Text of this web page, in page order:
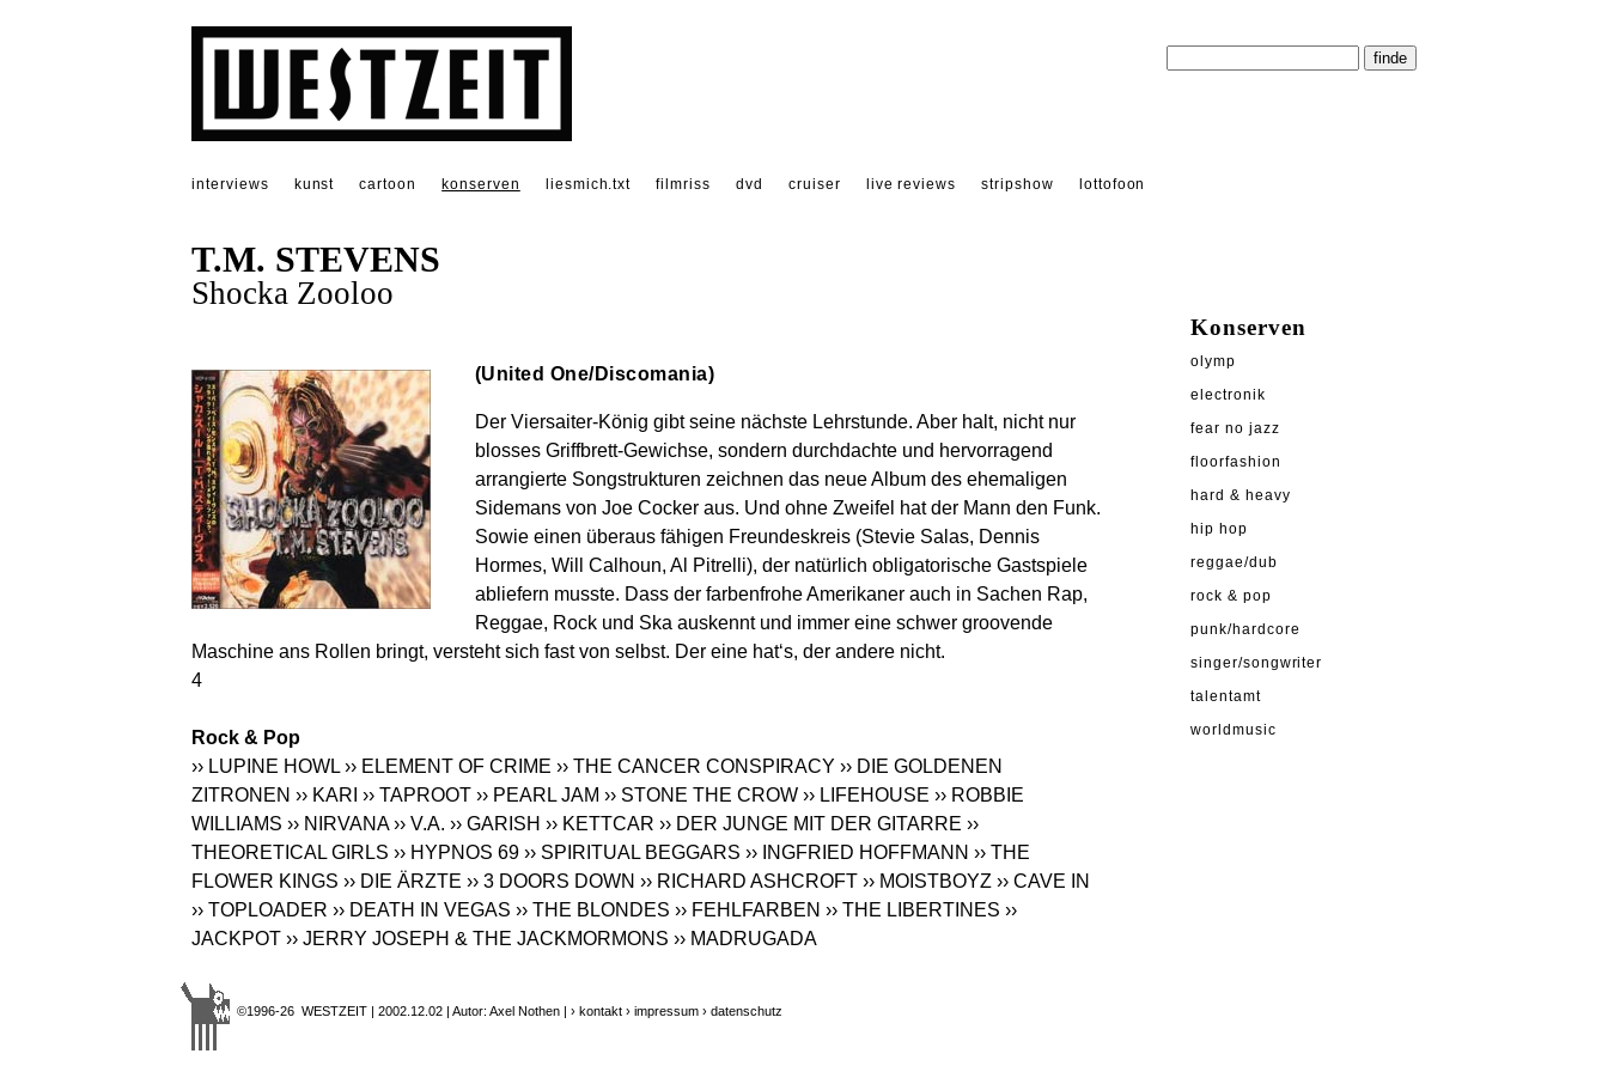
interviews kunst cartoon konserven liesmich.txt filmriss dvd cruiser live reviews stripshow lottofoon
T.M. STEVENS
Shocka Zooloo
(United One/Discomania)
Der Viersaiter-König gibt seine nächste Lehrstunde. Aber halt, nicht nur
blosses Griffbrett-Gewichse, sondern durchdachte und hervorragend
arrangierte Songstrukturen zeichnen das neue Album des ehemaligen
Sidemans von Joe Cocker aus. Und ohne Zweifel hat der Mann den Funk.
Sowie einen überaus fähigen Freundeskreis (Stevie Salas, Dennis
Hormes, Will Calhoun, Al Pitrelli), der natürlich obligatorische Gastspiele
abliefern musste. Dass der farbenfrohe Amerikaner auch in Sachen Rap,
Reggae, Rock und Ska auskennt und immer eine schwer groovende
Maschine ans Rollen bringt, versteht sich fast von selbst. Der eine hat‘s, der andere nicht.
4
Rock & Pop
›› LUPINE HOWL ›› ELEMENT OF CRIME ›› THE CANCER CONSPIRACY ›› DIE GOLDENEN
ZITRONEN ›› KARI ›› TAPROOT ›› PEARL JAM ›› STONE THE CROW ›› LIFEHOUSE ›› ROBBIE
WILLIAMS ›› NIRVANA ›› V.A. ›› GARISH ›› KETTCAR ›› DER JUNGE MIT DER GITARRE ››
THEORETICAL GIRLS ›› HYPNOS 69 ›› SPIRITUAL BEGGARS ›› INGFRIED HOFFMANN ›› THE
FLOWER KINGS ›› DIE ÄRZTE ›› 3 DOORS DOWN ›› RICHARD ASHCROFT ›› MOISTBOYZ ›› CAVE IN
›› TOPLOADER ›› DEATH IN VEGAS ›› THE BLONDES ›› FEHLFARBEN ›› THE LIBERTINES ››
JACKPOT ›› JERRY JOSEPH & THE JACKMORMONS ›› MADRUGADA
©1996-26 WESTZEIT | 2002.12.02 | Autor: Axel Nothen | › kontakt › impressum › datenschutz
Konserven
olymp
electronik
fear no jazz
floorfashion
hard & heavy
hip hop
reggae/dub
rock & pop
punk/hardcore
singer/songwriter
talentamt
worldmusic